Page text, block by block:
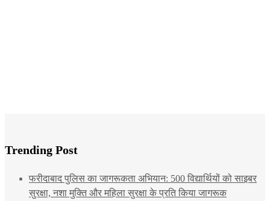
Trending Post
फरीदाबाद पुलिस का जागरूकता अभियान: 500 विद्यार्थियों को साइबर
सुरक्षा, नशा मुक्ति और महिला सुरक्षा के प्रति किया जागरूक